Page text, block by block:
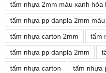
tấm nhựa 2mm màu xanh hòa
tấm nhựa pp danpla 2mm
tấm nhựa carton 2mm tấm
tấm nhựa pp danpla 2mm
tấm nhựa carton tấm nhựa